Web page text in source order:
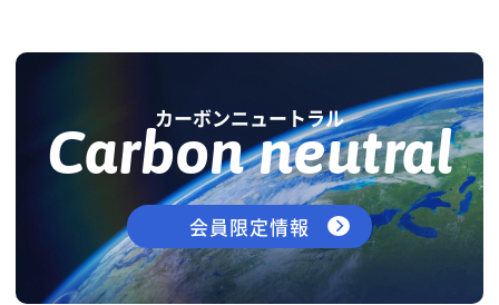
カーボンニュートラル
Carbon neutral
会員限定情報